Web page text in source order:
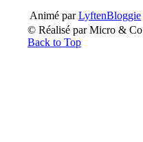
Animé parLyftenBloggie
© Réalisé par Micro & Co
Back to Top